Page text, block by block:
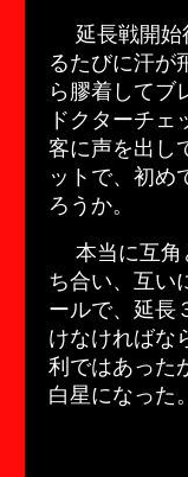
延長戦開始
るたびに汗が
ら膠着してブ
ドクターチ
客に声を出し
ットで、初め
ろうか。
本当に互角
ち合い、互い
ールで、延長
けなければな
利ではあった
白星になった